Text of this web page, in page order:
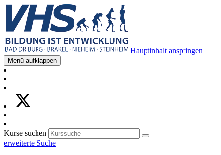
Hauptinhalt anspringen
Menü aufklappen
Kurse suchen
erweiterte Suche